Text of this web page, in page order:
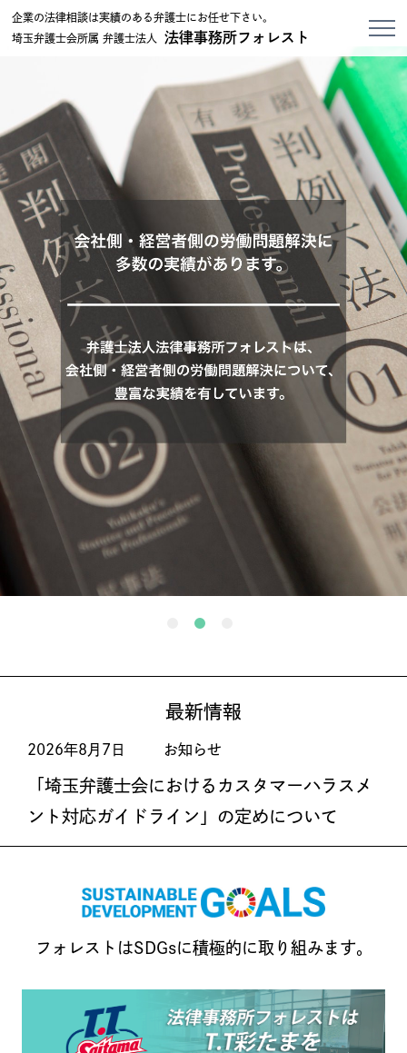
企業の法律相談は実績のある弁護士にお任せ下さい。
埼玉弁護士会所属 弁護士法人
法律事務所フォレスト
最新情報
2026年8月7日 お知らせ
「埼玉弁護士会におけるカスタマーハラスメ
ント対応ガイドライン」の定めについて
フォレストはSDGsに積極的に取り組みます。